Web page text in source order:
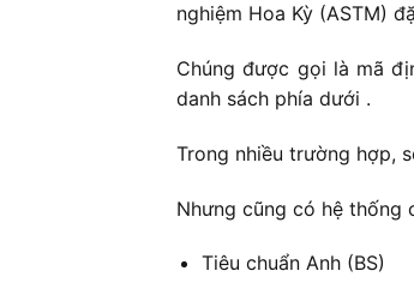
nghiệm Hoa Kỳ (ASTM)
Chúng được gọi là mã
danh sách phía dưới .
Trong nhiều trường hợp,
Nhưng cũng có hệ thống
Tiêu chuẩn Anh (BS)